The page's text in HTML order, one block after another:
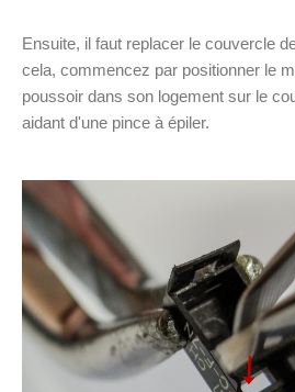
Ensuite, il faut replacer le couvercle
cela, commencez par positionner le
poussoir dans son logement sur le
aidant d'une pince à épiler.